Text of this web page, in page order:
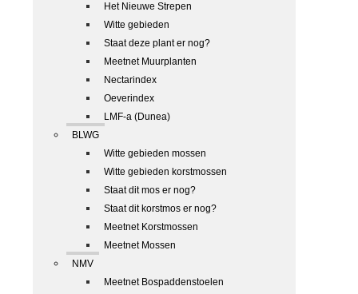
Het Nieuwe Strepen
Witte gebieden
Staat deze plant er nog?
Meetnet Muurplanten
Nectarindex
Oeverindex
LMF-a (Dunea)
BLWG
Witte gebieden mossen
Witte gebieden korstmossen
Staat dit mos er nog?
Staat dit korstmos er nog?
Meetnet Korstmossen
Meetnet Mossen
NMV
Meetnet Bospaddenstoelen